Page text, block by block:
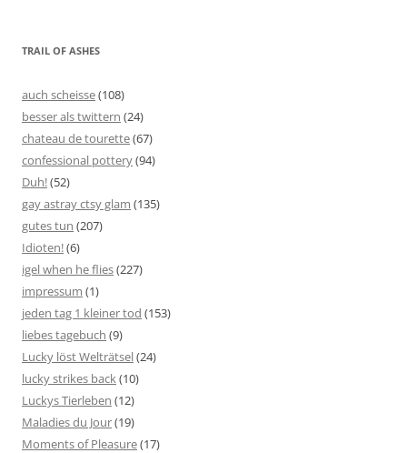
TRAIL OF ASHES
auch scheisse(108)
besser als twittern (24)
chateau de tourette(67)
confessional pottery(94)
Duh!(52)
gay astray ctsy glam (135)
gutes tun (207)
Idioten!(6)
igel when he flies(227)
impressum (1)
jeden tag 1 kleiner tod (153)
liebes tagebuch (9)
Lucky löst Welträtsel(24)
lucky strikes back(10)
Luckys Tierleben (12)
Maladies du Jour(19)
Moments of Pleasure(17)